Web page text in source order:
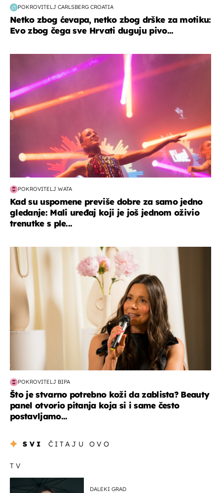
POKROVITELJ CARLSBERG CROATIA
Netko zbog ćevapa, netko zbog drške za motiku:
Evo zbog čega sve Hrvati duguju pivo...
POKROVITELJ WATA
Kad su uspomene previše dobre za samo jedno
gledanje: Mali uređaj koji je još jednom oživio
trenutke s ple...
moda & ljepota
POKROVITELJ BIPA
Što je stvarno potrebno koži da zablista? Beauty
panel otvorio pitanja koja si i same često
postavljamo...
SVI ČITAJU OVO
TV
DALEKI GRAD